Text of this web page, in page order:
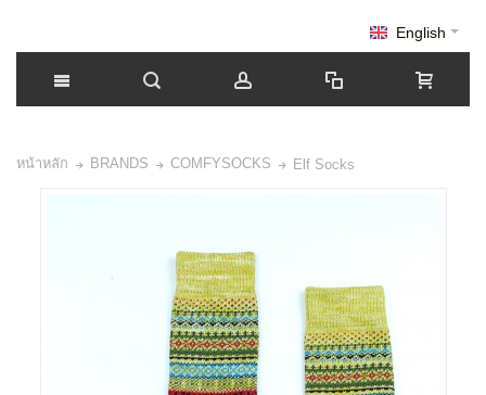
English
หน้าหลัก BRANDS COMFYSOCKS Elf Socks